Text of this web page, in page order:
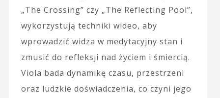
„The Crossing” czy „The Reflecting Pool”,
wykorzystują techniki wideo, aby
wprowadzić widza w medytacyjny stan i
zmusić do refleksji nad życiem i śmiercią.
Viola bada dynamikę czasu, przestrzeni
oraz ludzkie doświadczenia, co czyni jego